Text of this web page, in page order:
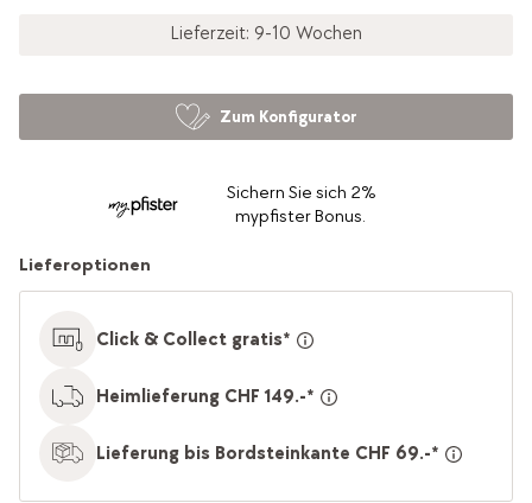
Lieferzeit: 9-10 Wochen
Sichern Sie sich 2%
mypfister Bonus.
Zum Konfigurator
Lieferoptionen
Click & Collect gratis*
Heimlieferung CHF 149.-*
Lieferung bis Bordsteinkante CHF 69.-*